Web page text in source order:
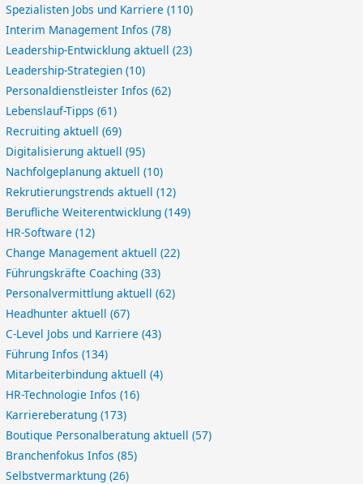
Spezialisten Jobs und Karriere(110)
Interim Management Infos(78)
Leadership-Entwicklung aktuell(23)
Leadership-Strategien(10)
Personaldienstleister Infos(62)
Lebenslauf-Tipps(61)
Recruiting aktuell(69)
Digitalisierung aktuell(95)
Nachfolgeplanung aktuell(10)
Rekrutierungstrends aktuell(12)
Berufliche Weiterentwicklung(149)
HR-Software(12)
Change Management aktuell(22)
Führungskräfte Coaching(33)
Personalvermittlung aktuell(62)
Headhunter aktuell(67)
C-Level Jobs und Karriere(43)
Führung Infos(134)
Mitarbeiterbindung aktuell(4)
HR-Technologie Infos(16)
Karriereberatung(173)
Boutique Personalberatung aktuell(57)
Branchenfokus Infos(85)
Selbstvermarktung(26)